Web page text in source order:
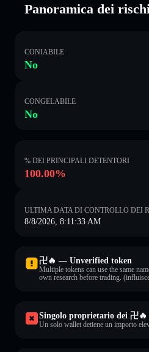
Panoramica dei
CONIABILE
No
CONGELABILE
No
% DEI PRINCIPALI DETENTORI
100.00%
ULTIMA DATA DI CONTROLLO DEI
8/8/2026, 8:11:33 AM
卍🔥 — Unverified token
Multiple tokens can use the same
own research before trading.
Singolo proprietario dei 卍🔥
Un solo wallet detiene un importo